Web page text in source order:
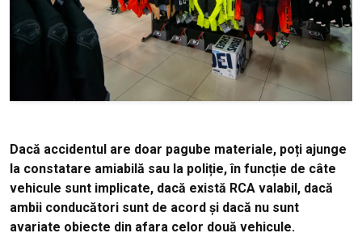
Dacă accidentul are doar pagube materiale, poți ajunge
la constatare amiabilă sau la poliție, în funcție de câte
vehicule sunt implicate, dacă există RCA valabil, dacă
ambii conducători sunt de acord și dacă nu sunt
avariate obiecte din afara celor două vehicule.